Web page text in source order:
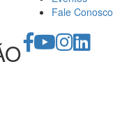
Fale Conosco